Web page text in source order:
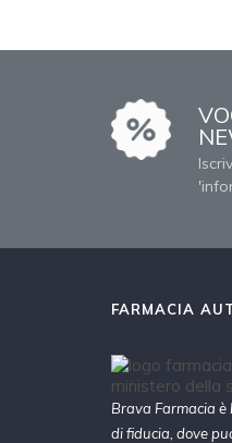
FARMACIA
Brava Farmacia è
di fiducia, dove